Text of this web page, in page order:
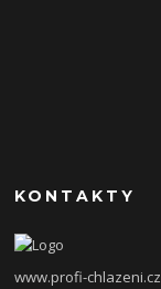
KONTAKTY
www.profi-chlazeni.cz